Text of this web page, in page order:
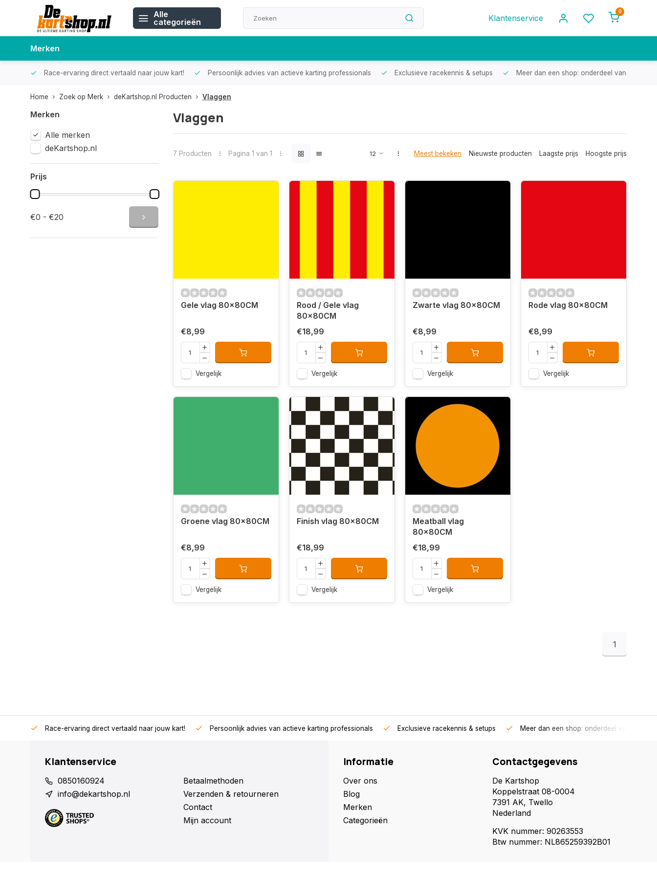
Alle
categorieën
Klantenservice
0
Merken
Race-ervaring direct vertaald naar jouw kart! Persoonlijk advies van actieve karting professionals Exclusieve racekennis & setups Meer dan een shop: onderdeel van een
Home Zoek op Merk deKartshop.nl Producten Vlaggen
Merken
Alle merken
deKartshop.nl
Prijs
€0 - €20
Vlaggen
7 Producten Pagina 1 van 1 Meest bekeken Nieuwste producten Laagste prijs Hoogste prijs
Gele vlag 80x80CM
€8,99
Vergelijk
Rood / Gele vlag
80x80CM
€18,99
Vergelijk
Zwarte vlag 80x80CM
€8,99
Vergelijk
Rode vlag 80x80CM
€8,99
Vergelijk
Groene vlag 80x80CM
€8,99
Vergelijk
Finish vlag 80x80CM
€18,99
Vergelijk
Meatball vlag
80x80CM
€18,99
Vergelijk
1
Race-ervaring direct vertaald naar jouw kart! Persoonlijk advies van actieve karting professionals Exclusieve racekennis & setups Meer dan een shop: onderdeel van een
Klantenservice
0850160924
info@dekartshop.nl
Betaalmethoden
Verzenden & retourneren
Contact
Mijn account
Informatie
Over ons
Blog
Merken
Categorieën
Contactgegevens
De Kartshop
Koppelstraat 08-0004
7391 AK, Twello
Nederland
KVK nummer: 90263553
Btw nummer: NL865259392B01